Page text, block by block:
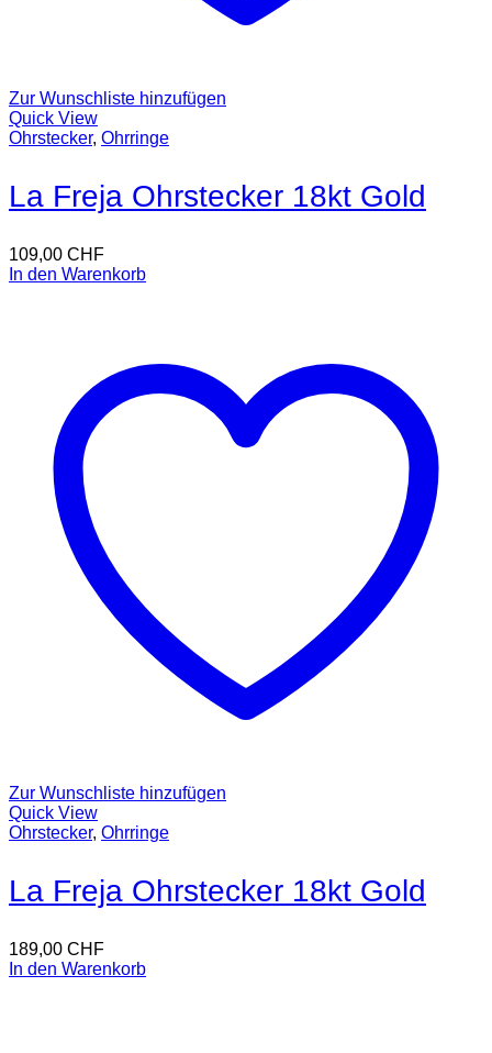
Zur Wunschliste hinzufügen
Quick View
Ohrstecker, Ohrringe
La Freja Ohrstecker 18kt Gold
109,00 CHF
In den Warenkorb
Zur Wunschliste hinzufügen
Quick View
Ohrstecker, Ohrringe
La Freja Ohrstecker 18kt Gold
189,00 CHF
In den Warenkorb